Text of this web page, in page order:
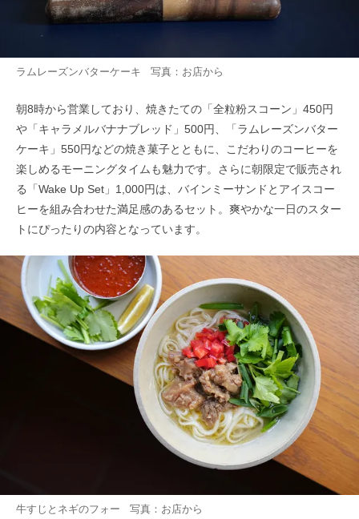
ラムレーズンバターケーキ 写真：お店から
朝8時から営業しており、焼きたての「全粒粉スコーン」450円
や「キャラメルバナナブレッド」500円、「ラムレーズンバター
ケーキ」550円などの焼き菓子とともに、こだわりのコーヒーを
楽しめるモーニングタイムも魅力です。さらに朝限定で販売され
る「Wake Up Set」1,000円は、バインミーサンドとアイスコー
ヒーを組み合わせた満足感のあるセット。爽やかな一日のスター
トにぴったりの内容となっています。
牛すじとネギのフォー 写真：お店から